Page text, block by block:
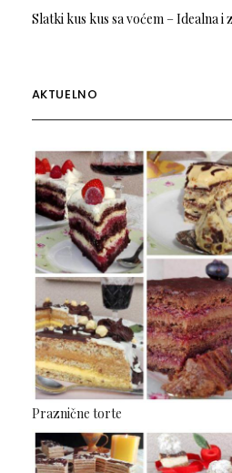
Slatki kus kus sa voćem – Idealna i
AKTUELNO
Praznične torte